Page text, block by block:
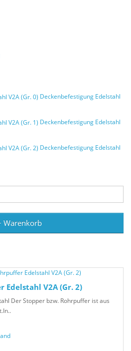
Deckenbefestigung Edelstahl
Deckenbefestigung Edelstahl
Deckenbefestigung Edelstahl
Warenkorb
Edelstahl V2A (Gr. 2)
Der Stopper bzw. Rohrpuffer ist aus